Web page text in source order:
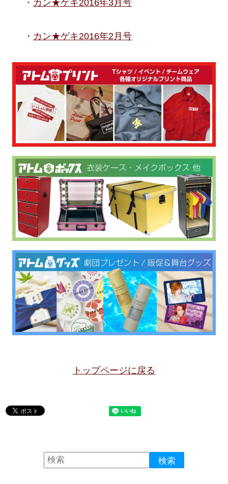
カン★ゲキ2016年3月号
カン★ゲキ2016年2月号
トップページに戻る